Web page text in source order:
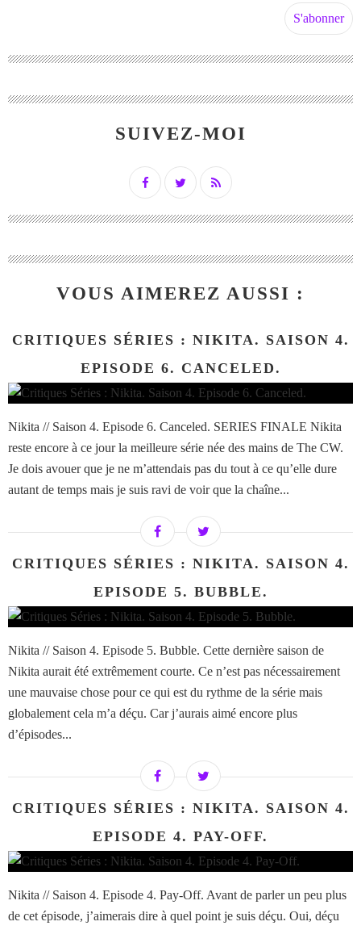
SUIVEZ-MOI
VOUS AIMEREZ AUSSI :
CRITIQUES SÉRIES : NIKITA. SAISON 4.
EPISODE 6. CANCELED.
Nikita // Saison 4. Episode 6. Canceled. SERIES FINALE Nikita
reste encore à ce jour la meilleure série née des mains de The CW.
Je dois avouer que je ne m’attendais pas du tout à ce qu’elle dure
autant de temps mais je suis ravi de voir que la chaîne...
CRITIQUES SÉRIES : NIKITA. SAISON 4.
EPISODE 5. BUBBLE.
Nikita // Saison 4. Episode 5. Bubble. Cette dernière saison de
Nikita aurait été extrêmement courte. Ce n’est pas nécessairement
une mauvaise chose pour ce qui est du rythme de la série mais
globalement cela m’a déçu. Car j’aurais aimé encore plus
d’épisodes...
CRITIQUES SÉRIES : NIKITA. SAISON 4.
EPISODE 4. PAY-OFF.
Nikita // Saison 4. Episode 4. Pay-Off. Avant de parler un peu plus
de cet épisode, j’aimerais dire à quel point je suis déçu. Oui, déçu